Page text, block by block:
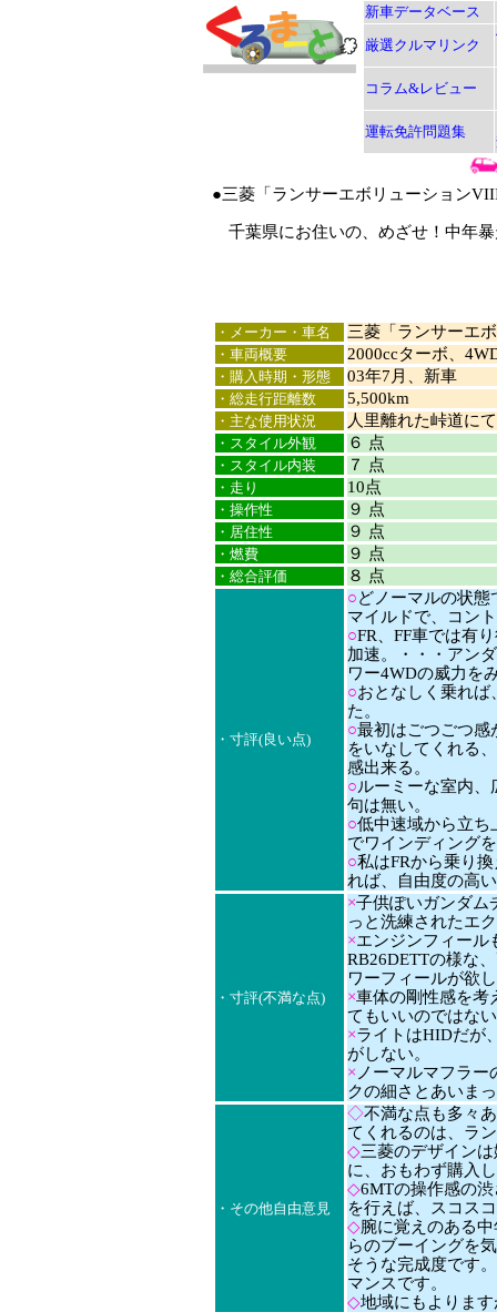
新車データベース
厳選クルマリンク
コラム&レビュー
運転免許問題集
●三菱「ランサーエボリューション
千葉県にお住いの、めざせ！中年
・メーカー・車名 三菱「ランサーエ
・車両概要 2000ccターボ、
・購入時期・形態 03年7月、新車
・総走行距離数 5,500km
・主な使用状況 人里離れた峠道に
・スタイル外観 ６ 点
・スタイル内装 ７ 点
・走り 10点
・操作性 ９ 点
・居住性 ９ 点
・燃費 ９ 点
・総合評価 ８ 点
・寸評(良い点)
○どノーマルの状
マイルドで、コン
○FR、FF車では有
加速。・・・アン
ワー4WDの威力を
○おとなしく乗れば
た。
○最初はごつごつ感
をいなしてくれる
感出来る。
○ルーミーな室内
句は無い。
○低中速域から立ち
でワインディング
○私はFRから乗り
れば、自由度の高
・寸評(不満な点)
×子供ぽいガンダム
っと洗練されたエ
×エンジンフィール
RB26DETTの様な
ワーフィールが欲
×車体の剛性感を考
てもいいのではな
×ライトはHIDだが
がしない。
× ノーマルマフラ
クの細さとあいま
・その他自由意見
◇不満な点も多々
てくれるのは、ラ
◇三菱のデザイン
に、おもわず購入
◇6MTの操作感の
を行えば、スコス
◇腕に覚えのある
らのブーイングを
そうな完成度です
マンスです。
◇地域にもよりま